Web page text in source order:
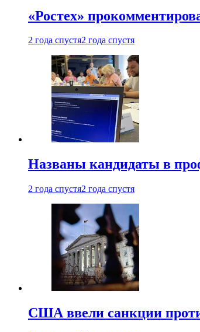
«Ростех»
2 года спустя2 года спустя
Названы кандидаты в
2 года спустя2 года спустя
США ввели санкции